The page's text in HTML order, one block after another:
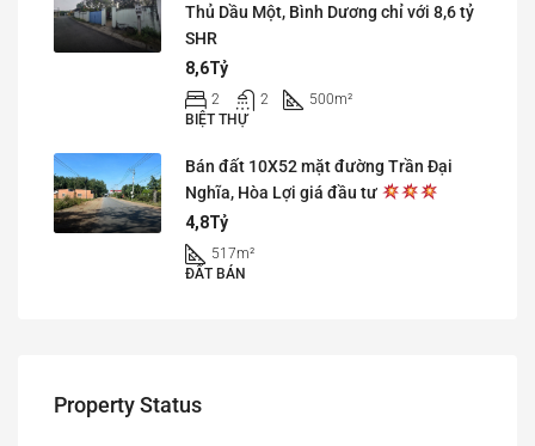
Thủ Dầu Một, Bình Dương chỉ với 8,6 tỷ
SHR
8,6Tỷ
2 2 500m²
BIỆT THỰ
Bán đất 10X52 mặt đường Trần Đại
Nghĩa, Hòa Lợi giá đầu tư
4,8Tỷ
517m²
ĐẤT BÁN
Property Status